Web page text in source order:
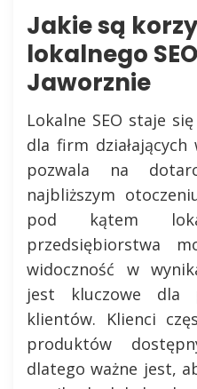
Jakie są
lokalnego
Jaworznie
Lokalne SEO staje
dla firm działających
pozwala na
najbliższym
pod kątem
przedsiębiorstwa
widoczność w
jest kluczowe dla
klientów. Klienci
produktów
dlatego ważne jest,